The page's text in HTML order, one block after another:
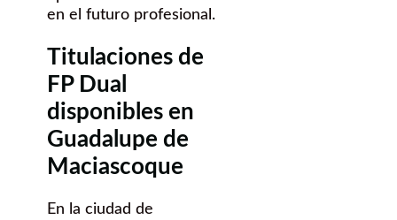
en el futuro profesional.
Titulaciones de
FP Dual
disponibles en
Guadalupe de
Maciascoque
En la ciudad de